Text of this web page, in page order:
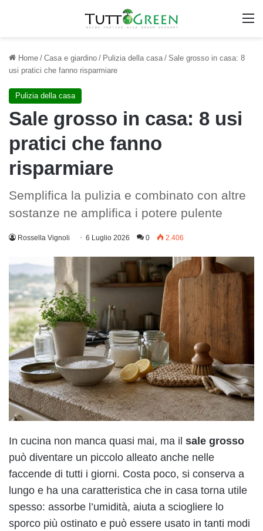
Home / Casa e giardino / Pulizia della casa / Sale grosso in casa: 8
usi pratici che fanno risparmiare
Pulizia della casa
Sale grosso in casa: 8 usi
pratici che fanno
risparmiare
Semplifica la pulizia e combinato con altre
sostanze ne amplifica i potere pulente
Rossella Vignoli 6 Luglio 2026 0 2.406
In cucina non manca quasi mai, ma il sale grosso
può diventare un piccolo alleato anche nelle
faccende di tutti i giorni. Costa poco, si conserva a
lungo e ha una caratteristica che in casa torna utile
spesso: assorbe l’umidità, aiuta a sciogliere lo
sporco più ostinato e può essere usato in tanti modi